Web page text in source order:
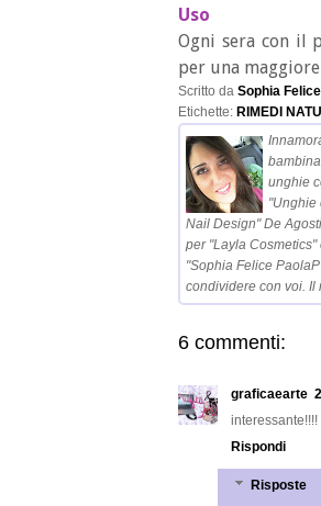
Uso
Ogni sera con il
per una
Scritto da Sophia Felice
Etichette: RIMEDI
unghie
"Unghie
Nail Design" De
per "Layla
"Sophia Felice
condividere con voi. Il
6 commenti:
graficaearte
Rispondi
Risposte